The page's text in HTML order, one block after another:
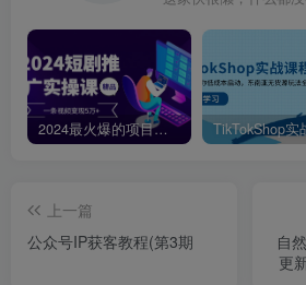
2024最火爆的项目短剧推广实操课，一条视频变现5万+【附软件工具】
上一篇
公众号IP获客教程(第3期
自
更